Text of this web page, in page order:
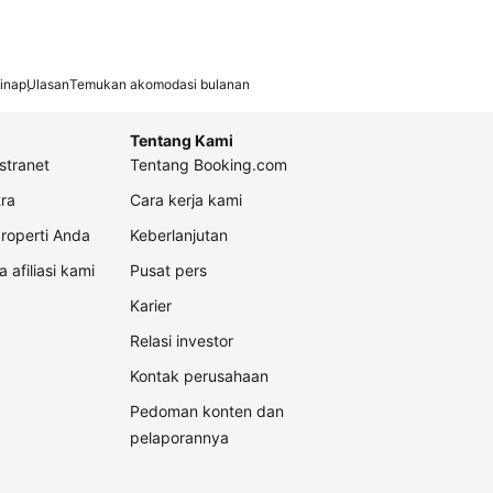
UlasanTemukan akomodasi bulanan
Anda
afiliasi kami
Tentang Kami
Tentang Booking.com
Cara kerja kami
Keberlanjutan
Pusat pers
Karier
Relasi investor
Kontak perusahaan
Pedoman konten dan
pelaporannya